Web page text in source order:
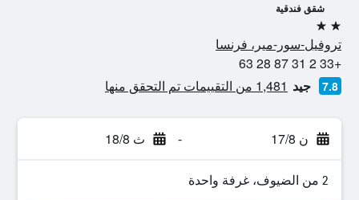
شقق فندقية
2 نجمتين
تروفيل-سور-مير، فرنسا
+33 2 31 87 28 63
7.8 جيد 1,481 من التقييمات تم التحقق منها
ن 17/8 - ث 18/8
2 من الضيوف، غرفة واحدة